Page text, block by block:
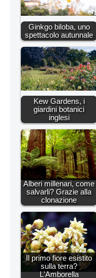
Ginkgo biloba, uno
spettacolo autunnale
Kew Gardens, i
giardini botanici
inglesi
Alberi millenari, come
salvarli? Grazie alla
clonazione
Il primo fiore esistito
sulla terra?
L'Amborella